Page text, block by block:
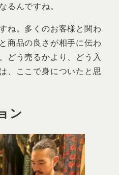
るんですね。
ね。多くのお客様と関わ
商品の良さが相手に伝わ
どう売るかより、どう入
、ここで身についたと思
ン